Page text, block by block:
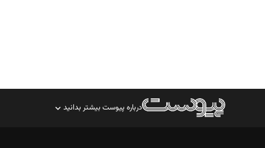
درباره پیوست بیشتر بدانید